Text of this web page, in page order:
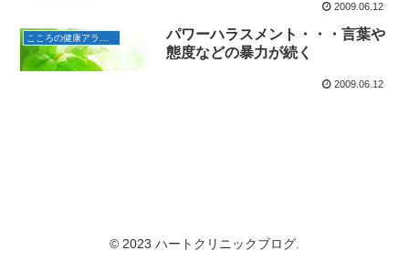
2009.06.12
パワーハラスメント・・・言葉や
態度などの暴力が続く
2009.06.12
© 2023 ハートクリニックブログ.